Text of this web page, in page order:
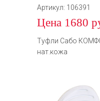
Артикул: 106391
Цена 1680
Туфли Сабо
нат.кожа